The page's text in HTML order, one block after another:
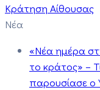
Κράτηση Αίθουσας
Νέα
«Νέα ημέρα
το κράτος» –
παρουσίασε ο